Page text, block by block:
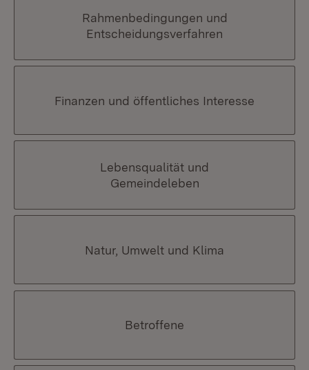
Rahmenbedingungen und
Entscheidungsverfahren
Finanzen und öffentliches Interesse
Lebensqualität und
Gemeindeleben
Natur, Umwelt und Klima
Betroffene